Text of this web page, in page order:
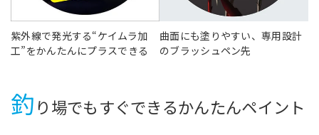
紫外線で発光する“ケイムラ加
工”をかんたんにプラスできる
曲面にも塗りやすい、専用設計
のブラッシュペン先
釣り場でもすぐできるかんたんペイント